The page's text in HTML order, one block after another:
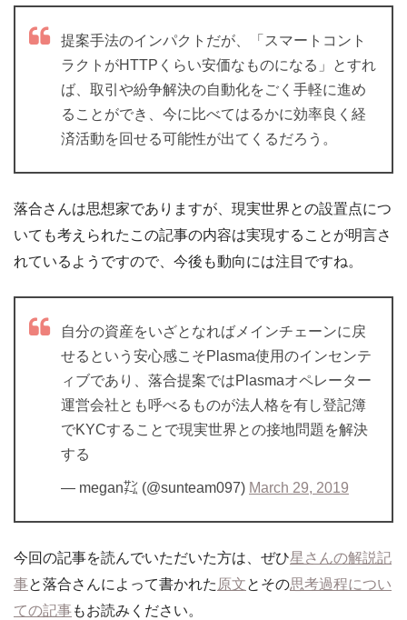
提案手法のインパクトだが、「スマートコント
ラクトがHTTPくらい安価なものになる」とすれ
ば、取引や紛争解決の自動化をごく手軽に進め
ることができ、今に比べてはるかに効率良く経
済活動を回せる可能性が出てくるだろう。
落合さんは思想家でありますが、現実世界との設置点につ
いても考えられたこの記事の内容は実現することが明言さ
れているようですので、今後も動向には注目ですね。
自分の資産をいざとなればメインチェーンに戻
せるという安心感こそPlasma使用のインセンテ
ィブであり、落合提案ではPlasmaオペレーター
運営会社とも呼べるものが法人格を有し登記簿
でKYCすることで現実世界との接地問題を解決
する
— megan㌠ (@sunteam097) March 29, 2019
今回の記事を読んでいただいた方は、ぜひ星さんの解説記
事と落合さんによって書かれた 原文とその思考過程につい
ての記事もお読みください。